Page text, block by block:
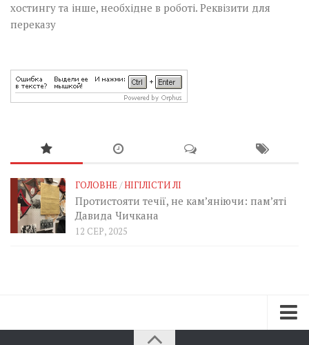
хостингу та інше, необхідне в роботі. Реквізити для
переказу
ГОЛОВНЕ/НІГІЛІСТИ ЛІ
Протистояти течії, не кам’яніючи: пам’яті
Давида Чичкана
12 СЕР, 2025